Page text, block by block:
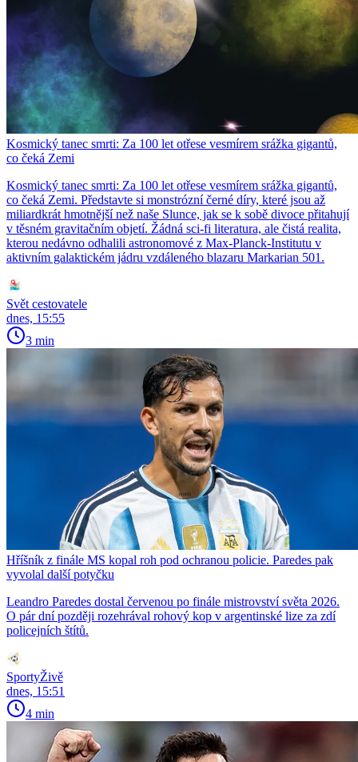
Kosmický tanec smrti: Za 100 let otřese vesmírem srážka gigantů,
co čeká Zemi
Kosmický tanec smrti: Za 100 let otřese vesmírem srážka gigantů,
co čeká Zemi. Představte si monstrózní černé díry, které jsou až
miliardkrát hmotnější než naše Slunce, jak se k sobě divoce přitahují
v těsném gravitačním objetí. Žádná sci-fi literatura, ale čistá realita,
kterou nedávno odhalili astronomové z Max-Planck-Institutu v
aktivním galaktickém jádru vzdáleného blazaru Markarian 501.
Svět cestovatele
dnes, 15:55
3 min
Hříšník z finále MS kopal roh pod ochranou policie. Paredes pak
vyvolal další potyčku
Leandro Paredes dostal červenou po finále mistrovství světa 2026.
O pár dní později rozehrával rohový kop v argentinské lize za zdí
policejních štítů.
SportyŽivě
dnes, 15:51
4 min